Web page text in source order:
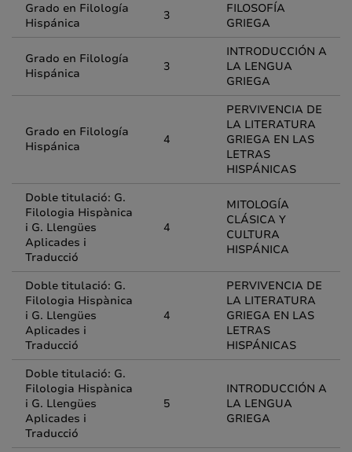
Grado en Filología
Hispánica
3
FILOSOFÍA
GRIEGA
Grado en Filología
Hispánica
3
INTRODUCCIÓN A
LA LENGUA
GRIEGA
Grado en Filología
Hispánica
4
PERVIVENCIA DE
LA LITERATURA
GRIEGA EN LAS
LETRAS
HISPÁNICAS
Doble titulació: G.
Filologia Hispànica
i G. Llengües
Aplicades i
Traducció
4
MITOLOGÍA
CLÁSICA Y
CULTURA
HISPÁNICA
Doble titulació: G.
Filologia Hispànica
i G. Llengües
Aplicades i
Traducció
4
PERVIVENCIA DE
LA LITERATURA
GRIEGA EN LAS
LETRAS
HISPÁNICAS
Doble titulació: G.
Filologia Hispànica
i G. Llengües
Aplicades i
Traducció
5
INTRODUCCIÓN A
LA LENGUA
GRIEGA